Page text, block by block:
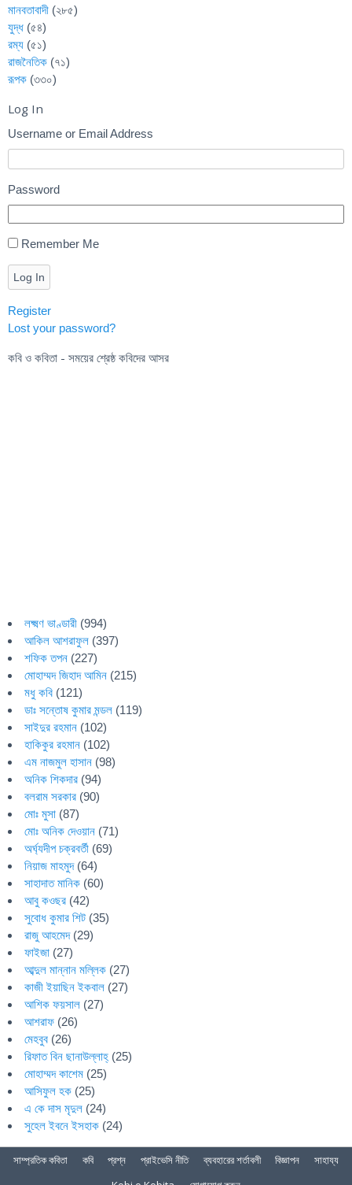
মানবতাবাদী (২৮৫)
যুদ্ধ (৫৪)
রম্য (৫১)
রাজনৈতিক (৭১)
রূপক (৩৩০)
Log In
Username or Email Address
Password
Remember Me
Log In
Register
Lost your password?
কবি ও কবিতা - সময়ের শ্রেষ্ঠ কবিদের আসর
লক্ষ্মণ ভাণ্ডারী (994)
আকিল আশরাফুল (397)
শফিক তপন (227)
মোহাম্মদ জিহাদ আমিন (215)
মধু কবি (121)
ডাঃ সন্তোষ কুমার মন্ডল (119)
সাইদুর রহমান (102)
হাকিকুর রহমান (102)
এম নাজমুল হাসান (98)
অনিক শিকদার (94)
বলরাম সরকার (90)
মোঃ মুসা (87)
মোঃ অনিক দেওয়ান (71)
অর্ঘ্যদীপ চক্রবর্তী (69)
নিয়াজ মাহমুদ(64)
সাহাদাত মানিক (60)
আবু কওছর (42)
সুবোধ কুমার শিট (35)
রাজু আহমেদ(29)
ফাইজা (27)
আব্দুল মান্নান মল্লিক (27)
কাজী ইয়াছিন ইকবাল (27)
আশিক ফয়সাল (27)
আশরাফ (26)
মেহবুব (26)
রিফাত বিন ছানাউল্লাহ্ (25)
মোহাম্মদ কাশেম (25)
আসিফুল হক (25)
এ কে দাস মৃদুল (24)
সুহেল ইবনে ইসহাক (24)
সাম্প্রতিক কবিতা কবি প্রশ্ন প্রাইভেসি নীতি ব্যবহারের শর্তাবলী বিজ্ঞাপন
সাহায্য